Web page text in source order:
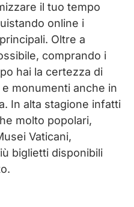
il tuo tempo
online i
Oltre a
comprando i
hai la certezza di
monumenti anche in
In alta stagione infatti
molto popolari,
Vaticani,
biglietti disponibili